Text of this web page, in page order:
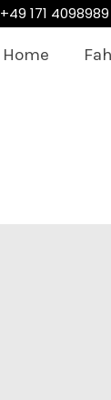
+49 171
Home